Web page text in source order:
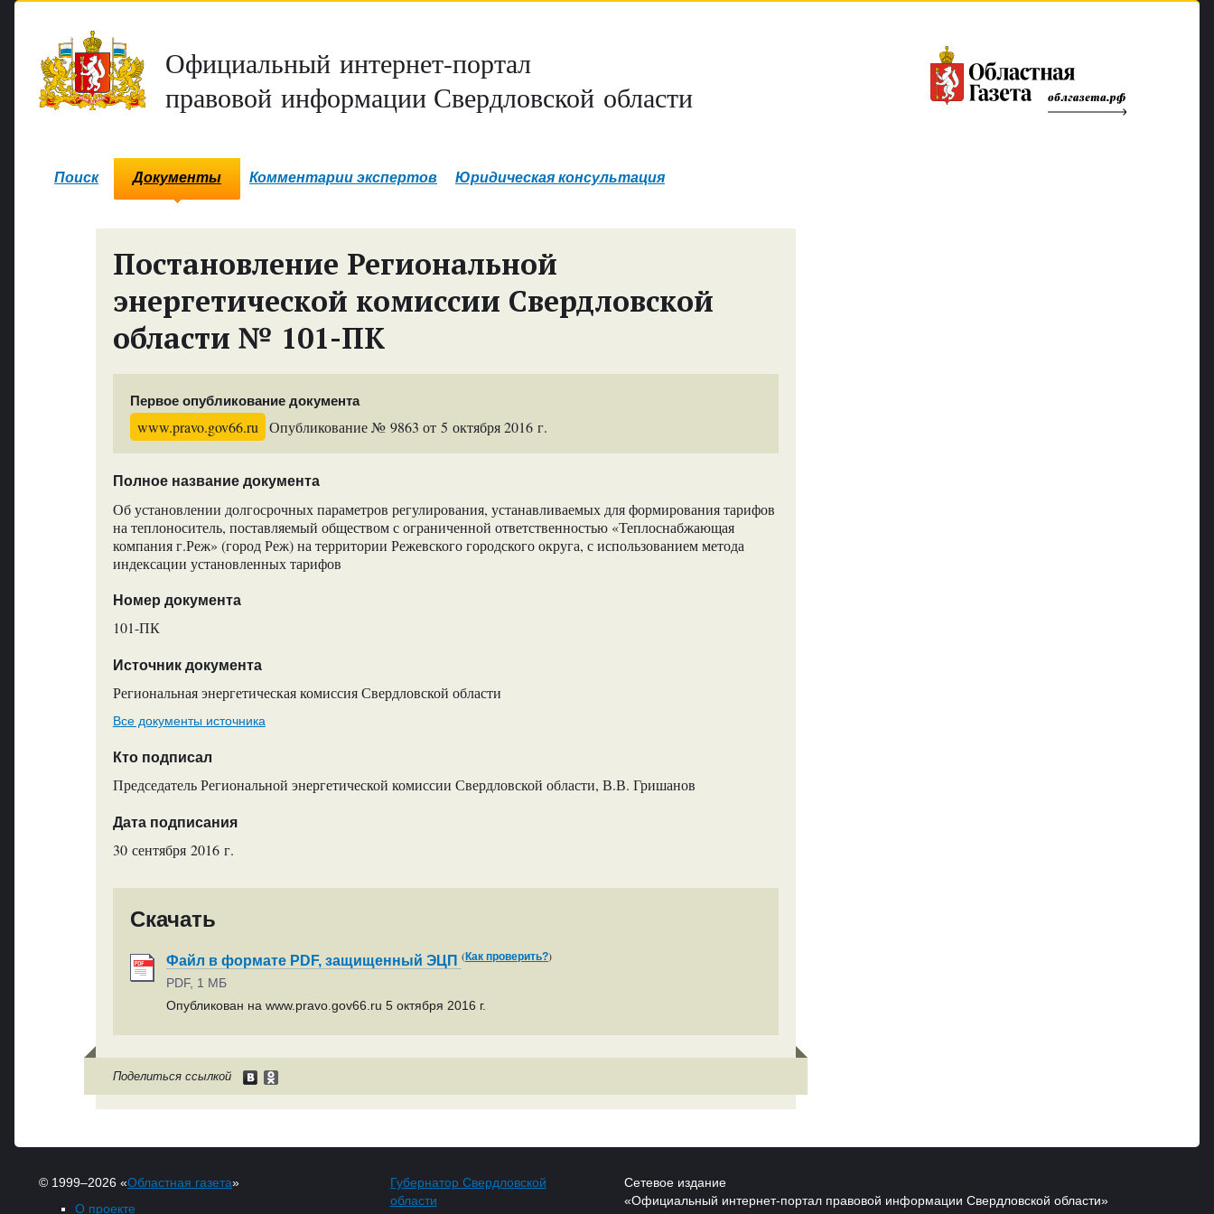
Официальный интернет-портал
правовой информации Свердловской области
Поиск Документы Комментарии экспертов Юридическая консультация
Постановление Региональной
энергетической комиссии Свердловской
области № 101-ПК
Первое опубликование документа
www.pravo.gov66.ru Опубликование № 9863 от 5 октября 2016 г.
Полное название документа
Об установлении долгосрочных параметров регулирования, устанавливаемых для формирования тарифов
на теплоноситель, поставляемый обществом с ограниченной ответственностью «Теплоснабжающая
компания г.Реж» (город Реж) на территории Режевского городского округа, с использованием метода
индексации установленных тарифов
Номер документа
101-ПК
Источник документа
Региональная энергетическая комиссия Свердловской области
Все документы источника
Кто подписал
Председатель Региональной энергетической комиссии Свердловской области, В.В. Гришанов
Дата подписания
30 сентября 2016 г.
Скачать
Файл в формате PDF, защищенный ЭЦП (Как проверить?)
PDF, 1 МБ
Опубликован на www.pravo.gov66.ru 5 октября 2016 г.
Поделиться ссылкой
© 1999–2026 «Областная газета»
О проекте
Губернатор Свердловской
области
Сетевое издание
«Официальный интернет-портал правовой информации Свердловской области»